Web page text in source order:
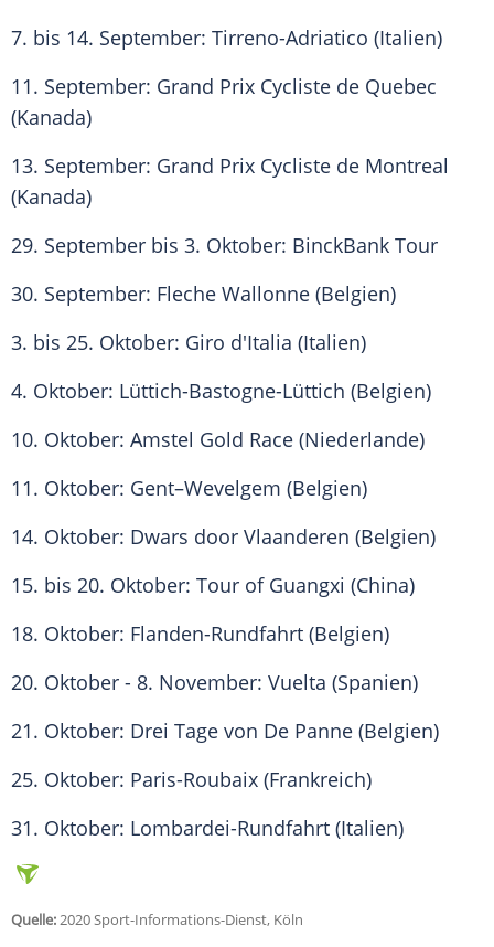
7. bis 14. September: Tirreno-Adriatico (Italien)
11. September: Grand Prix Cycliste de Quebec
(Kanada)
13. September: Grand Prix Cycliste de Montreal
(Kanada)
29. September bis 3. Oktober: BinckBank Tour
30. September: Fleche Wallonne (Belgien)
3. bis 25. Oktober: Giro d'Italia (Italien)
4. Oktober: Lüttich-Bastogne-Lüttich (Belgien)
10. Oktober: Amstel Gold Race (Niederlande)
11. Oktober: Gent–Wevelgem (Belgien)
14. Oktober: Dwars door Vlaanderen (Belgien)
15. bis 20. Oktober: Tour of Guangxi (China)
18. Oktober: Flanden-Rundfahrt (Belgien)
20. Oktober - 8. November: Vuelta (Spanien)
21. Oktober: Drei Tage von De Panne (Belgien)
25. Oktober: Paris-Roubaix (Frankreich)
31. Oktober: Lombardei-Rundfahrt (Italien)
Quelle:2020 Sport-Informations-Dienst, Köln